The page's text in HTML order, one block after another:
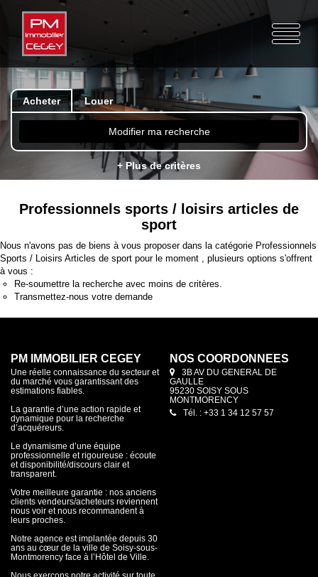
Acheter Louer
Modifier ma recherche
+ Plus de critères
Professionnels sports / loisirs articles de
sport
Nous n'avons pas de biens à vous proposer dans la catégorie Professionnels
Sports / Loisirs Articles de sport pour le moment , plusieurs options s'offrent
à vous :
Re-soumettre la recherche avec moins de critères.
Transmettez-nous votre demande
PM IMMOBILIER CEGEY
Une réelle connaissance du secteur et
du marché vous garantissant des
estimations fiables.
La garantie d’une action rapide et
dynamique pour la recherche
d’acquéreurs.
Le dynamisme d’une équipe
professionnelle et rigoureuse : écoute
et disponibilité/discours clair et
transparent.
Votre meilleure garantie : nos anciens
clients vendeurs/acheteurs reviennent
nous voir et nous recommandent à
leurs proches.
Notre agence est implantée depuis 30
ans au cœur de la ville de Soisy-sous-
Montmorency face à l’Hôtel de Ville.
NOS COORDONNÉES
3B AV DU GENERAL DE
GAULLE
95230 SOISY SOUS
MONTMORENCY
Tél. : +33 1 34 12 57 57